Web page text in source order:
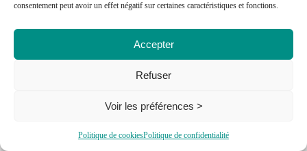
consentement peut avoir un effet négatif sur certaines caractéristiques et fonctions.
Accepter
Refuser
Voir les préférences >
Politique de cookiesPolitique de confidentialité
Maux de dos et relations
sexuelles : nos
meilleures astuces
février 6, 2020
plate (ou plagiocéphalie)